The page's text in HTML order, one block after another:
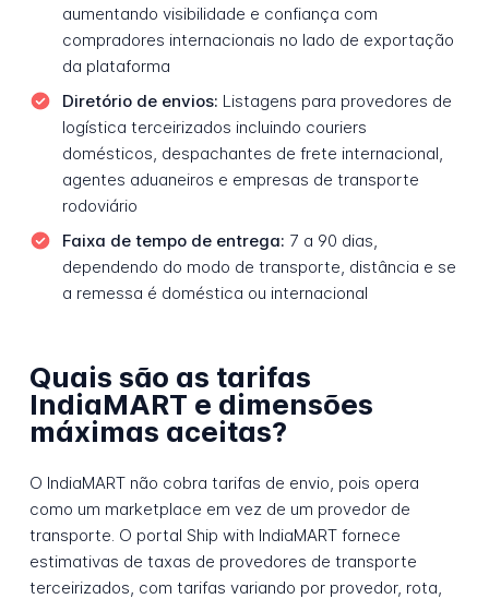
aumentando visibilidade e confiança com
compradores internacionais no lado de exportação
da plataforma
Diretório de envios: Listagens para provedores de
logística terceirizados incluindo couriers
domésticos, despachantes de frete internacional,
agentes aduaneiros e empresas de transporte
rodoviário
Faixa de tempo de entrega: 7 a 90 dias,
dependendo do modo de transporte, distância e se
a remessa é doméstica ou internacional
Quais são as tarifas
IndiaMART e dimensões
máximas aceitas?
O IndiaMART não cobra tarifas de envio, pois opera
como um marketplace em vez de um provedor de
transporte. O portal Ship with IndiaMART fornece
estimativas de taxas de provedores de transporte
terceirizados, com tarifas variando por provedor, rota,